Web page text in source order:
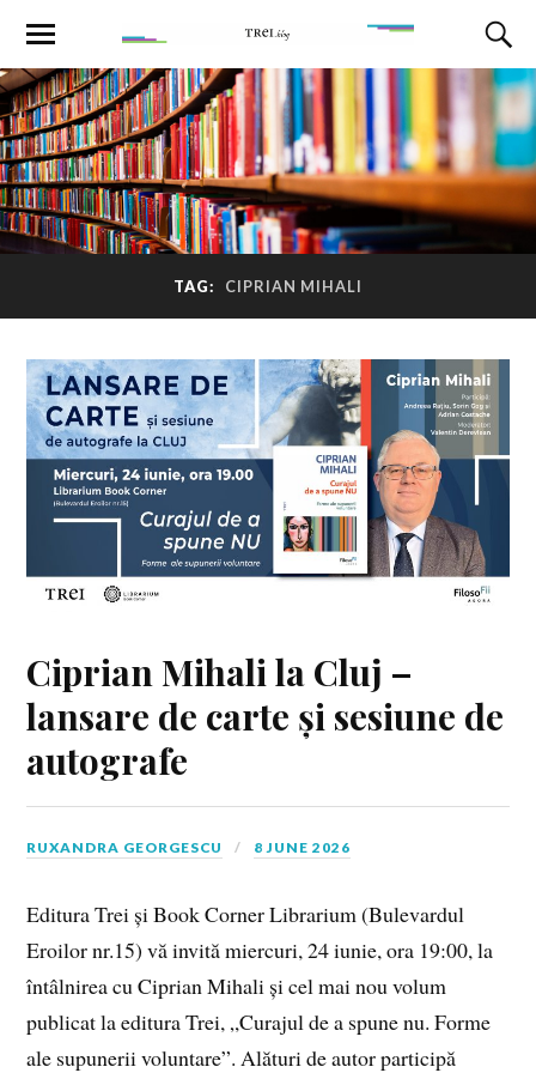
TAG: CIPRIAN MIHALI
Ciprian Mihali la Cluj –
lansare de carte și sesiune de
autografe
RUXANDRA GEORGESCU 8 JUNE 2026
Editura Trei și Book Corner Librarium (Bulevardul
Eroilor nr.15) vă invită miercuri, 24 iunie, ora 19:00, la
întâlnirea cu Ciprian Mihali și cel mai nou volum
publicat la editura Trei, „Curajul de a spune nu. Forme
ale supunerii voluntare”. Alături de autor participă